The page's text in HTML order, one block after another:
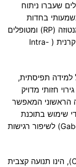
שעברו ניתוח
בחדות
ואיכות ראיה בפציינטים עם רטיניטיס פיגמנטוזה (RP) ומטופלים
עם קרטוקונוס שעברו השתלת טבעת תוך קרנית ( Intra-
למידה תפיסתית,
חזותי מדויק
הראשוני המאפשר
שימוש בתוכנת
מחשב המציגה כתמי גאבור (Gabor Patches) לשיפור רגישות
ניסטגמוס מולד (Congenital Nystagmus), הינו תנועה קצבית